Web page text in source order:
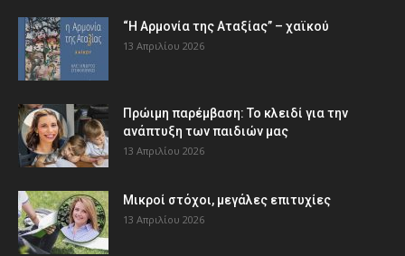
“Η Αρμονία της Αταξίας” – χαϊκού
13 Απριλίου 2026
Πρώιμη παρέμβαση: Το κλειδί για την
ανάπτυξη των παιδιών µας
13 Απριλίου 2026
Μικροί στόχοι, μεγάλες επιτυχίες
13 Απριλίου 2026